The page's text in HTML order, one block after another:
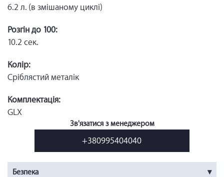
6.2 л. (в змішаному циклі)
Розгін до 100:
10.2 сек.
Колір:
Сріблястий металік
Комплектація:
GLX
Зв'язатися з менеджером
+380995404040
Безпека